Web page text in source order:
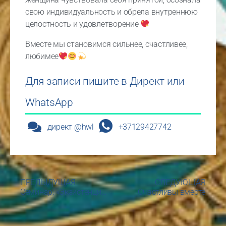
свою индивидуальность и обрела внутреннюю
целостность и удовлетворение
Вместе мы становимся сильнее, счастливее,
любимее
Для записи пишите в Директ или
WhatsApp
директ @hwl +37129427742
ПРЕДЫДУЩАЯ
Cеминар: «Экзистенциальный кризис»
СЛЕДУЮЩАЯ
Счастливы вместе